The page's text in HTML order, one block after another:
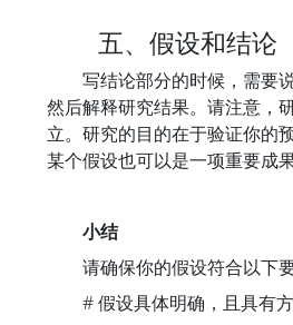
五、假设和结论
写结论部分的时候，需要说
然后解释研究结果。请注意，
立。研究的目的在于验证你的
某个假设也可以是一项重要成
小结
请确保你的假设符合以下要
# 假设具体明确，且具有方